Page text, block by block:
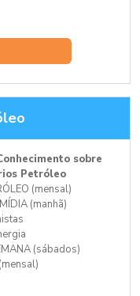
sobre
Petróleo
(mensal)
(manhã)
(sábados)